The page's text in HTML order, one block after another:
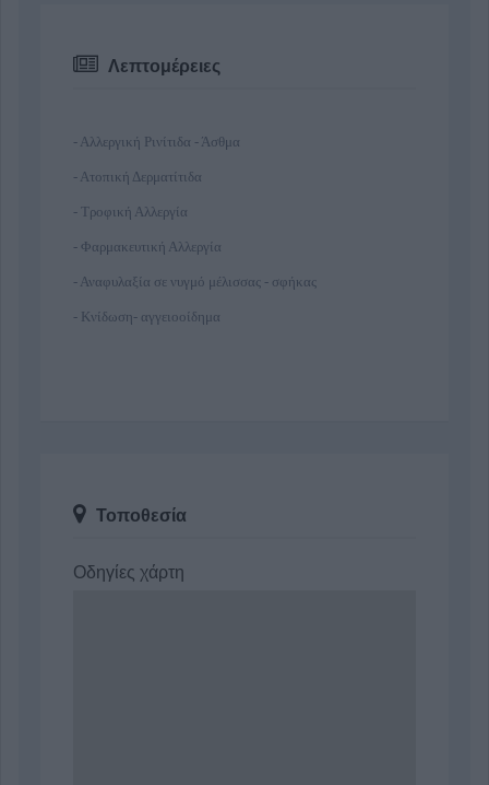
Λεπτομέρειες
- Αλλεργική Ρινίτιδα - Άσθμα
- Ατοπική Δερματίτιδα
- Τροφική Αλλεργία
- Φαρμακευτική Αλλεργία
- Αναφυλαξία σε νυγμό μέλισσας - σφήκας
- Κνίδωση- αγγειοοίδημα
Τοποθεσία
Οδηγίες χάρτη